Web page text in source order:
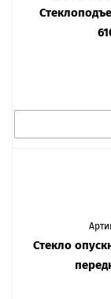
Стекло